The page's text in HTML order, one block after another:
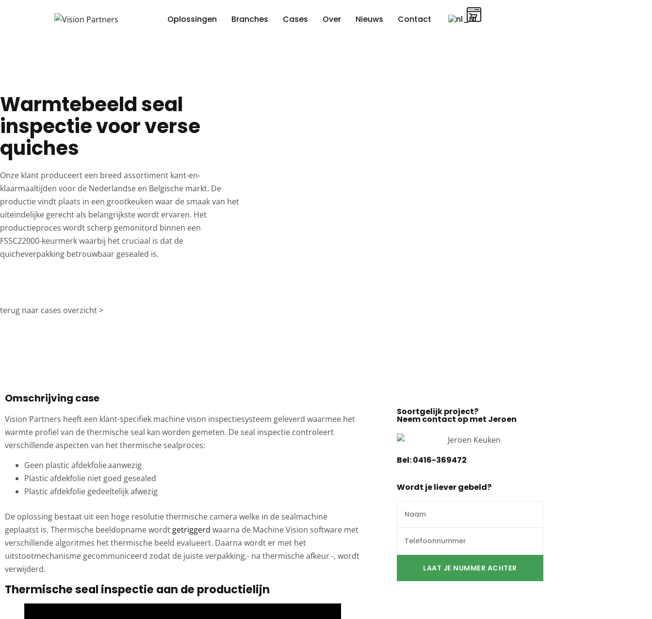
Oplossingen Branches Cases Over Nieuws Contact
Warmtebeeld seal
inspectie voor verse
quiches
Onze klant produceert een breed assortiment kant-en-
klaarmaaltijden voor de Nederlandse en Belgische markt. De
productie vindt plaats in een grootkeuken waar de smaak van het
uiteindelijke gerecht als belangrijkste wordt ervaren. Het
productieproces wordt scherp gemonitord binnen een
FSSC22000-keurmerk waarbij het cruciaal is dat de
quicheverpakking betrouwbaar gesealed is.
terug naar cases overzicht >
Omschrijving case
Vision Partners heeft een klant-specifiek machine vison inspectiesysteem geleverd waarmee het
warmte profiel van de thermische seal kan worden gemeten. De seal inspectie controleert
verschillende aspecten van het thermische sealproces:
Geen plastic afdekfolie aanwezig
Plastic afdekfolie niet goed gesealed
Plastic afdekfolie gedeeltelijk afwezig
De oplossing bestaat uit een hoge resolutie thermische camera welke in de sealmachine
geplaatst is. Thermische beeldopname wordt getriggerd waarna de Machine Vision software met
verschillende algoritmes het thermische beeld evalueert. Daarna wordt er met het
uitstootmechanisme gecommuniceerd zodat de juiste verpakking,- na thermische afkeur -, wordt
verwijderd.
Thermische seal inspectie aan de productielijn
Soortgelijk project?
Neem contact op met Jeroen
Bel:0416-369472
Wordt je liever gebeld?
LAAT JE NUMMER ACHTER